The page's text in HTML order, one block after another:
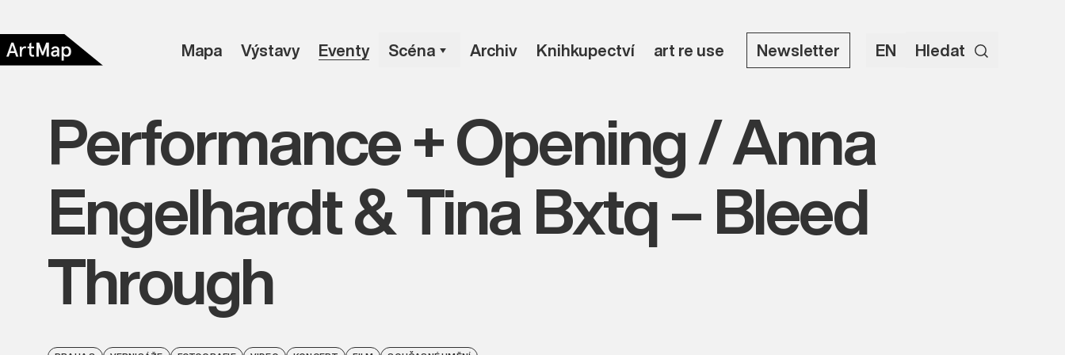
Mapa Výstavy Eventy Scéna Archiv Knihkupectví art re use Newsletter EN Hledat
Performance + Opening / Anna
Engelhardt & Tina Bxtq – Bleed
Through